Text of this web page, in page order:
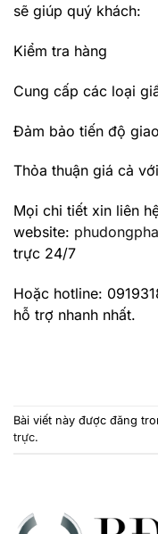
sẽ giúp quý khách:
Kiểm tra hàng
Cung cấp các loại
Đảm bảo tiến độ
Thỏa thuận giá cả
Mọi chi tiết xin liên
website:
trực 24/7
Hoặc hotline:
hỗ trợ nhanh nhất.
Bài viết này được đăng
trực.